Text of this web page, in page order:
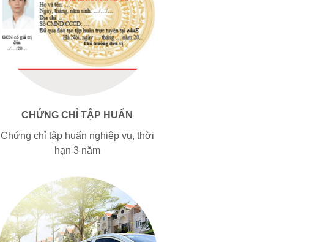
CHỨNG CHỈ TẬP HUẤN
Chứng chỉ tập huấn nghiệp vụ, thời
hạn 3 năm